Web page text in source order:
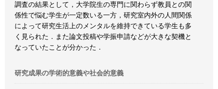
調査の結果として，大学院生の専門に関わらず教員との関
係性で悩む学生が一定数いる一方，研究室内外の人間関係
によって研究生活上のメンタルを維持できている学生も多
く見られた．また論文投稿や学振申請などが大きな契機と
なっていたことが分かった．
研究成果の学術的意義や社会的意義